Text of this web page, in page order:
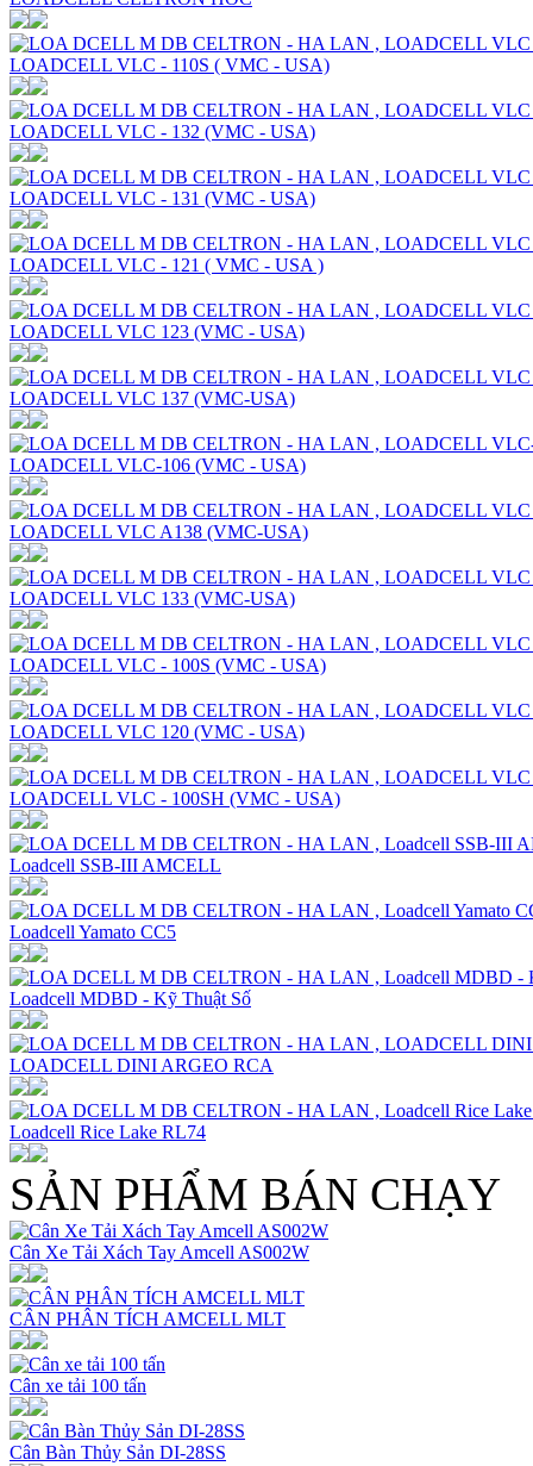
LOADCELL VLC - 110S ( VMC - USA)
LOADCELL VLC - 132 (VMC - USA)
LOADCELL VLC - 131 (VMC - USA)
LOADCELL VLC - 121 ( VMC - USA )
LOADCELL VLC 123 (VMC - USA)
LOADCELL VLC 137 (VMC-USA)
LOADCELL VLC-106 (VMC - USA)
LOADCELL VLC A138 (VMC-USA)
LOADCELL VLC 133 (VMC-USA)
LOADCELL VLC - 100S (VMC - USA)
LOADCELL VLC 120 (VMC - USA)
LOADCELL VLC - 100SH (VMC - USA)
Loadcell SSB-III AMCELL
Loadcell Yamato CC5
Loadcell MDBD - Kỹ Thuật Số
LOADCELL DINI ARGEO RCA
Loadcell Rice Lake RL74
SẢN PHẨM BÁN CHẠY
Cân Xe Tải Xách Tay Amcell AS002W
CÂN PHÂN TÍCH AMCELL MLT
Cân xe tải 100 tấn
Cân Bàn Thủy Sản DI-28SS